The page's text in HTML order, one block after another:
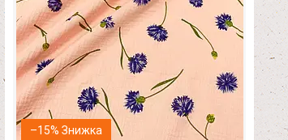
–15%